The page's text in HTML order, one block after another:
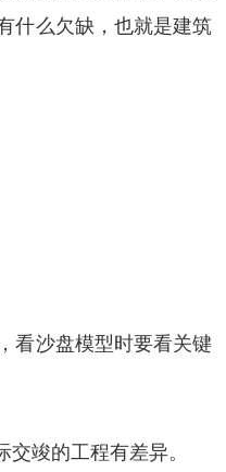
什么欠缺，也就是建筑
看沙盘模型时要看关键
竣的工程有差异。